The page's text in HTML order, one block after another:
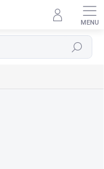
Hledat